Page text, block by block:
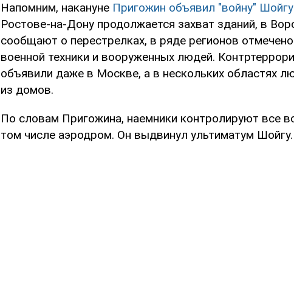
Напомним, накануне Пригожин объявил "войну"
Ростове-на-Дону продолжается захват зданий, в
сообщают о перестрелках, в ряде регионов
военной техники и вооруженных людей.
объявили даже в Москве, а в нескольких областях
из домов.
По словам Пригожина, наемники контролируют все
том числе аэродром. Он выдвинул ультиматум Шойгу.